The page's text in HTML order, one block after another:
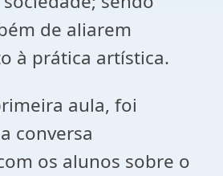
de aliarem
à prática artística.
aula, foi
conversa
os alunos sobre o